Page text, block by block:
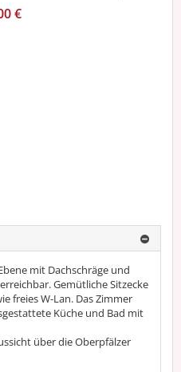
€
mit Dachschräge und
Gemütliche Sitzecke
freies W-Lan. Das Zimmer
Küche und Bad mit
über die Oberpfälzer